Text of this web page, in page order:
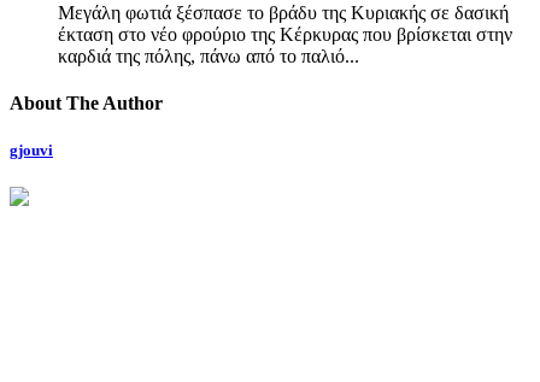
Μεγάλη φωτιά ξέσπασε το βράδυ της Κυριακής σε δασική
έκταση στο νέο φρούριο της Κέρκυρας που βρίσκεται στην
καρδιά της πόλης, πάνω από το παλιό...
About The Author
gjouvi